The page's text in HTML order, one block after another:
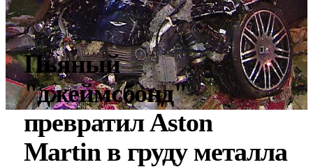
Пьяный
"джеймсбонд"
превратил Aston
Martin в груду металла